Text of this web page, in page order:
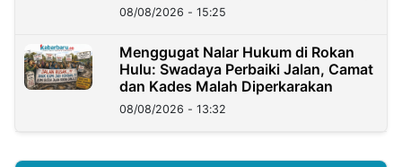
08/08/2026 - 15:25
Menggugat Nalar Hukum di Rokan
Hulu: Swadaya Perbaiki Jalan, Camat
dan Kades Malah Diperkarakan
08/08/2026 - 13:32